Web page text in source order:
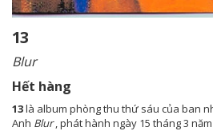
13
Blur
Hết hàng
13là album phòng thu thứ sáu của ban
Anh Blur, phát hành ngày 15 tháng 3 năm